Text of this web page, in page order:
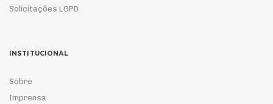
Solicitações LGPD
INSTITUCIONAL
Sobre
Imprensa